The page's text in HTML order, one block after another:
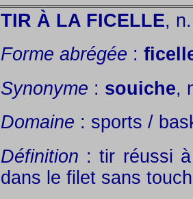
TIR À LA FICELLE,
Forme abrégée :
Synonyme : souiche,
Domaine : sports /
Définition : tir réussi
dans le filet sans